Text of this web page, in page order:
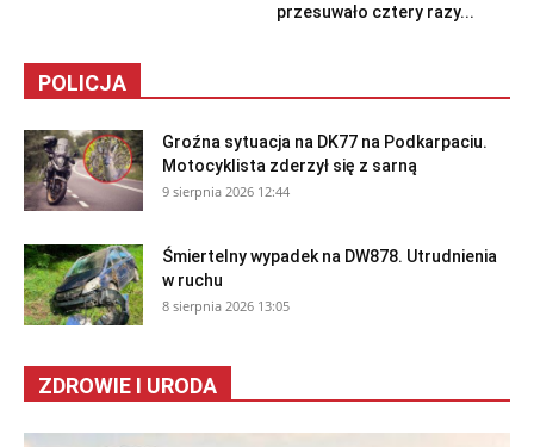
przesuwało cztery razy...
POLICJA
Groźna sytuacja na DK77 na Podkarpaciu.
Motocyklista zderzył się z sarną
9 sierpnia 2026 12:44
Śmiertelny wypadek na DW878. Utrudnienia
w ruchu
8 sierpnia 2026 13:05
ZDROWIE I URODA